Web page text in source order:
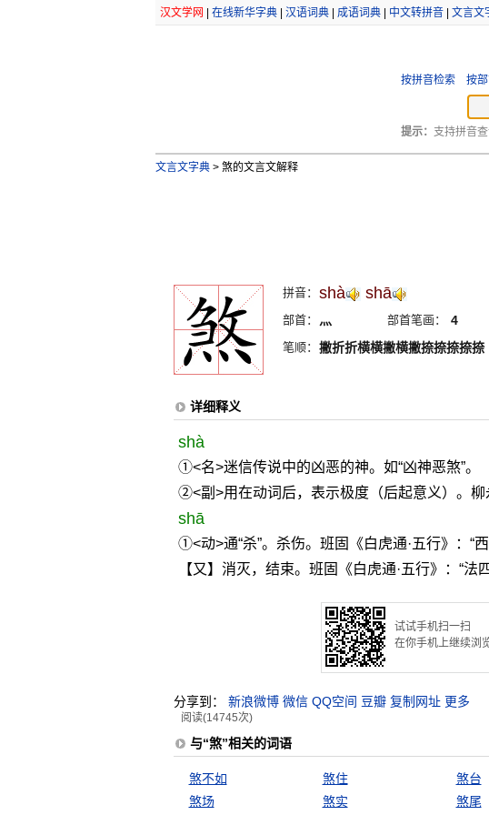
汉文学网 在线新华字典| 汉语词典| 成语词典| 中文转拼音| 文言文
按拼音检索 按
提示： 支持拼音查
文言文字典 >煞的文言文解释
拼音： shà shā
部首： 灬 部首笔画： 4
笔顺： 撇折折横横撇横撇捺捺捺捺捺
详细释义
shà
①<名>迷信传说中的凶恶的神。如“凶神恶煞”。
②<副>用在动词后，表示极度（后起意义）。柳
shā
①<动>通“杀”。杀伤。班固《白虎通·五行》：“
【又】消灭，结束。班固《白虎通·五行》：“法
试试手机扫一扫
在你手机上继续浏
分享到： 新浪微博 微信 QQ空间 豆瓣 复制网址 更多
阅读(14745次)
与“煞”相关的词语
煞不如 煞住 煞台
煞场
煞实 煞尾